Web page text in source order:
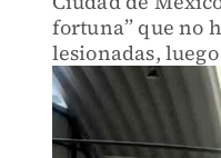
fortuna” que no
lesionadas,
cayó en un
encontraban